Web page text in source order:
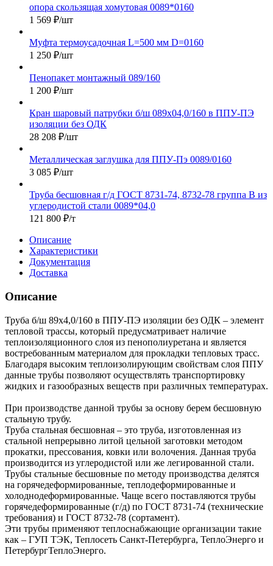
опора скользящая хомутовая 0089*0160
1 569 ₽/шт
Муфта термоусадочная L=500 мм D=0160
1 250 ₽/шт
Пенопакет монтажный 089/160
1 200 ₽/шт
Кран шаровый патрубки б/ш 089х04,0/160 в ППУ-ПЭ
изоляции без ОДК
28 208 ₽/шт
Металлическая заглушка для ППУ-Пэ 0089/0160
3 085 ₽/шт
Труба бесшовная г/д ГОСТ 8731-74, 8732-78 группа В из
углеродистой стали 0089*04,0
121 800 ₽/т
Описание
Характеристики
Документация
Доставка
Описание
Труба б/ш 89х4,0/160 в ППУ-ПЭ изоляции без ОДК – элемент
тепловой трассы, который предусматривает наличие
теплоизоляционного слоя из пенополиуретана и является
востребованным материалом для прокладки тепловых трасс.
Благодаря высоким теплоизолирующим свойствам слоя ППУ
данные трубы позволяют осуществлять транспортировку
жидких и газообразных веществ при различных температурах.
При производстве данной трубы за основу берем бесшовную
стальную трубу.
Труба стальная бесшовная – это труба, изготовленная из
стальной непрерывно литой цельной заготовки методом
прокатки, прессования, ковки или волочения. Данная труба
производится из углеродистой или же легированной стали.
Трубы стальные бесшовные по методу производства делятся
на горячедеформированные, теплодеформированные и
холоднодеформированные. Чаще всего поставляются трубы
горячедеформированные (г/д) по ГОСТ 8731-74 (технические
требования) и ГОСТ 8732-78 (сортамент).
Эти трубы применяют теплоснабжающие организации такие
как – ГУП ТЭК, Теплосеть Санкт-Петербурга, ТеплоЭнерго и
ПетербургТеплоЭнерго.